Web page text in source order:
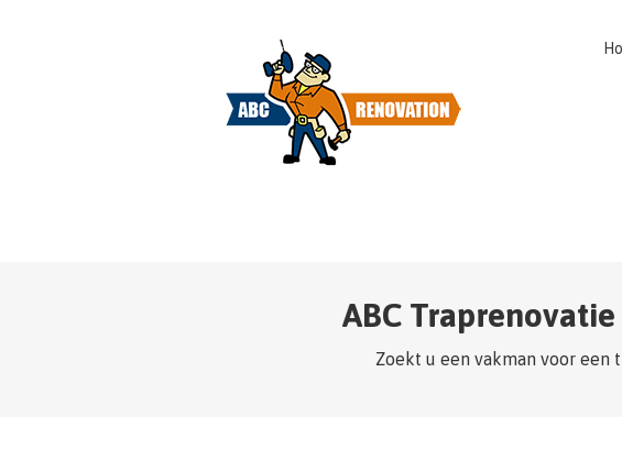
ABC Traprenovatie
Zoekt u een vakman voor een